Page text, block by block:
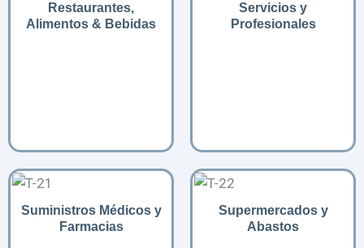
Restaurantes,
Alimentos & Bebidas
Servicios y
Profesionales
Suministros Médicos y
Farmacias
Supermercados y
Abastos